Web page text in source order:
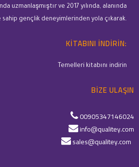
uzmanlaşmıştır ve 2017 yılında, alanında
gençlik deneyimlerinden yola çıkarak.
KITABINI INDIRIN:
Temelleri kitabını indirin
BIZE ULAŞIN
00905347146024
info@qualitey.com
sales@qualitey.com